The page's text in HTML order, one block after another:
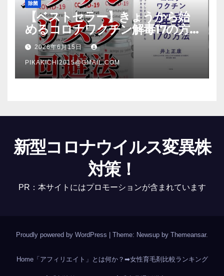
除菌
【ベストセラー】きょうから始
めるコロナワクチン解毒17の方
法【本要約】
2026年6月15日
PIKAKICHI2015@GMAIL.COM
新型コロナウイルス変異株
対策！
PR：本サイトにはプロモーションが含まれています
Proudly powered by WordPress Theme: Newsup by Themeansar.
Home「アフィリエイト」とは何か？ ➡女性育毛剤比較ランキング